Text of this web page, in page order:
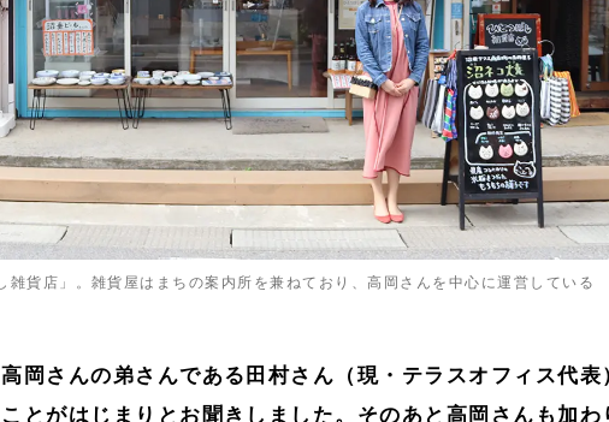
雑貨店」。雑貨屋はまちの案内所を兼ねており、高岡さんを中心に運営している
岡さんの弟さんである田村さん（現・テラスオフィス代表
とがはじまりとお聞きしました。そのあと高岡さんも加わ